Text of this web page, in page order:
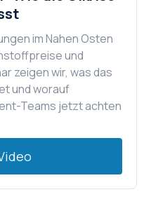
im Nahen Osten
und
zeigen wir, was das
und worauf
Teams jetzt achten